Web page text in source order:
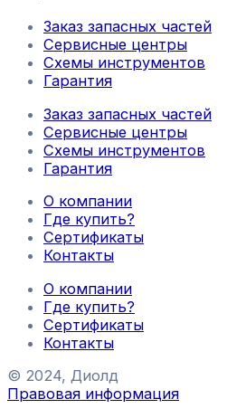
Заказ запасных частей
Сервисные центры
Схемы инструментов
Гарантия
Заказ запасных частей
Сервисные центры
Схемы инструментов
Гарантия
О компании
Где купить?
Сертификаты
Контакты
О компании
Где купить?
Сертификаты
Контакты
© 2024, Диолд
Правовая информация